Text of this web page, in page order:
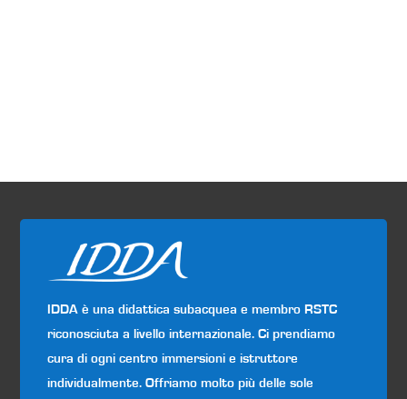
IDDA è una didattica subacquea e membro RSTC
riconosciuta a livello internazionale. Ci prendiamo
cura di ogni centro immersioni e istruttore
individualmente. Offriamo molto più delle sole